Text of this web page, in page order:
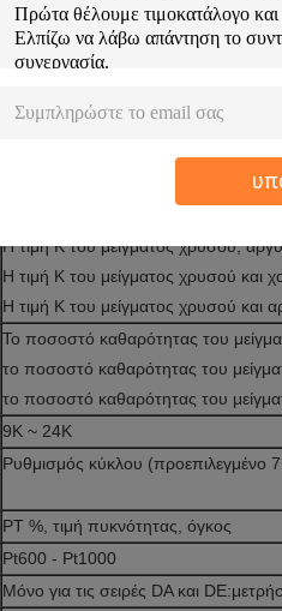
0.005g 0.005g
00,01
γραμμάρια
10S
Παραδοσιακά κοσμήματα από χρυσό
Η τιμή K του μείγματος χρυσού,
Η τιμή K του μείγματος χρυσού και
Η τιμή K του μείγματος χρυσού και
Το ποσοστό καθαρότητας του
το ποσοστό καθαρότητας του
το ποσοστό καθαρότητας του
9K ~ 24K
Ρυθμισμός κύκλου (προεπιλεγμένο
PT %, τιμή πυκνότητας, όγκος
Pt600 - Pt1000
Μόνο για τις σειρές DA και